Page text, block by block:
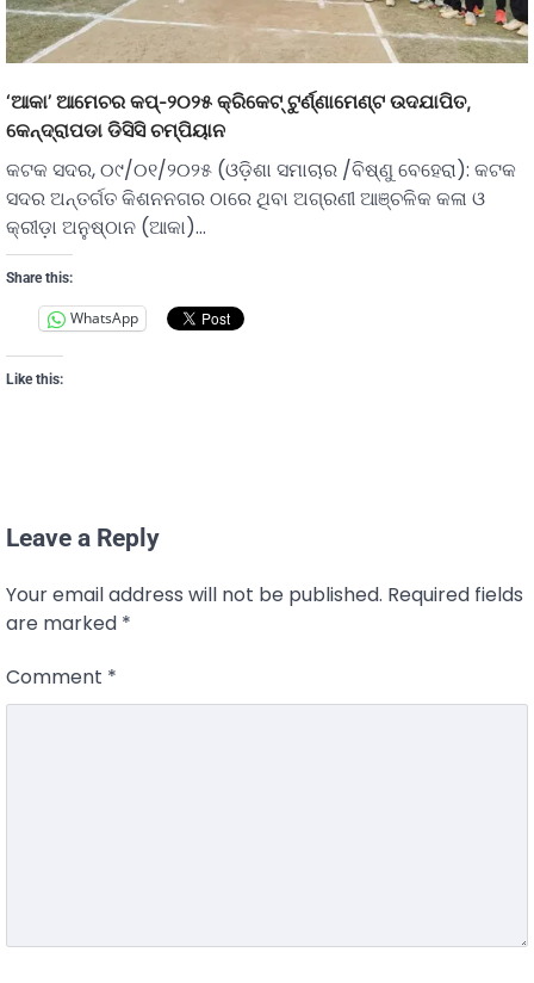
‘ଆକା’ ଆମେଚର କପ୍-୨୦୨୫ କ୍ରିକେଟ୍ ଟୁର୍ଣ୍ଣାମେଣ୍ଟ ଉଦଯାପିତ,
କେନ୍ଦ୍ରାପଡା ଡିସିସି ଚମ୍ପିୟାନ
କଟକ ସଦର, ୦୯/୦୧/୨୦୨୫ (ଓଡ଼ିଶା ସମାଚାର /ବିଷ୍ଣୁ ବେହେରା): କଟକ
ସଦର ଅନ୍ତର୍ଗତ କିଶନନଗର ଠାରେ ଥିବା ଅଗ୍ରଣୀ ଆଞ୍ଚଳିକ କଳା ଓ
କ୍ରୀଡ଼ା ଅନୁଷ୍ଠାନ (ଆକା)…
Share this:
WhatsApp
Like this:
Leave a Reply
Your email address will not be published. Required fields
are marked *
Comment *